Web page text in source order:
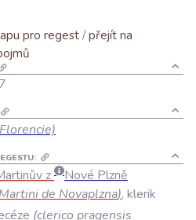
pro regest/přejít na
z Nové Plzně
Martinide Novaplzna), klerik
(clerico pragensis